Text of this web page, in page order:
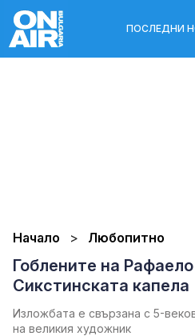
ПОСЛЕДНИ
Начало Любопитно
Гоблените на
Сикстинската капела
Изложбата е свързана с 5-
на великия художник